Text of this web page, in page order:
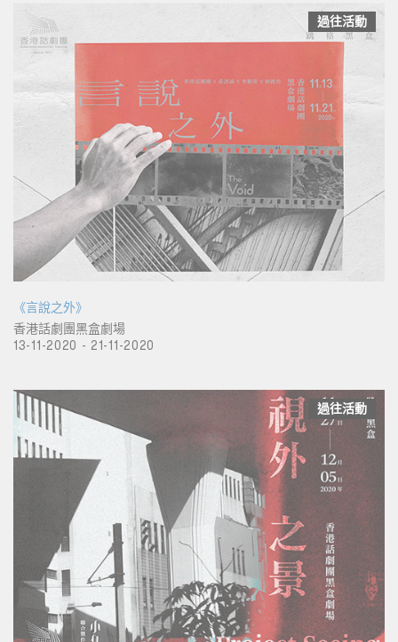
過往活動
《言說之外》
香港話劇團黑盒劇場
13-11-2020 - 21-11-2020
過往活動